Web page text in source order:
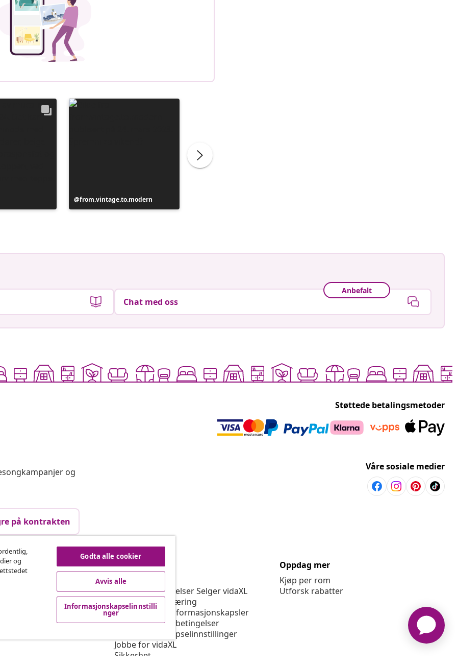
Innlegg
publisert
from.vintage.to.modern
Anbefalt
Chat med oss
Støttede betalingsmetoder
og
Våre sosiale medier
på kontrakten
vidaXL
vidaXL
Om vidaXL
Vilkår og betingelser Selger vidaXL
Personvernerklæring
Erklæring om informasjonskapsler
Prioriterte fraktbetingelser
Informasjonskapselinnstillinger
Jobbe for vidaXL
Sikkerhet
Oppdag mer
Kjøp per rom
Utforsk rabatter
og
Godta alle cookier
Avvis alle
Informasjonskapselinnstilli
nger